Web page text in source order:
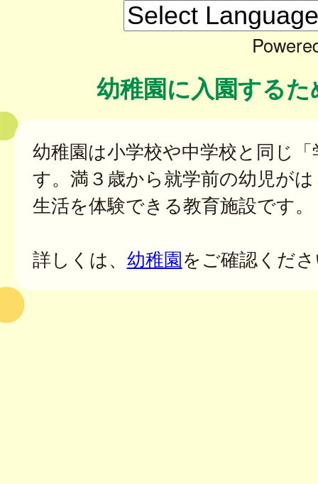
幼稚園に入園するた
幼稚園は小学校や中学校と同じ
す。満３歳から就学前の幼児が
生活を体験できる教育施設です。
詳しくは、 幼稚園をご確認くだ